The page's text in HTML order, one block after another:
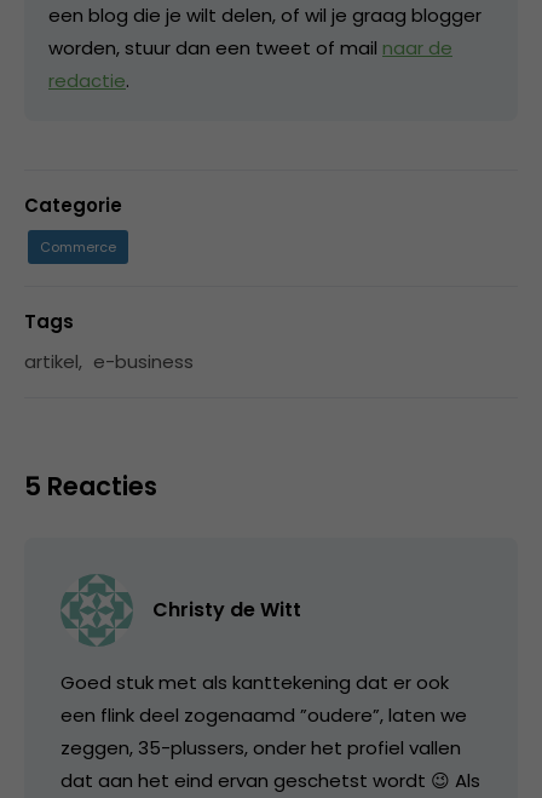
een blog die je wilt delen, of wil je graag blogger
worden, stuur dan een tweet of mail naar de
redactie.
Categorie
Commerce
Tags
artikel, e-business
5 Reacties
Christy de Witt
Goed stuk met als kanttekening dat er ook
een flink deel zogenaamd ”oudere”, laten we
zeggen, 35-plussers, onder het profiel vallen
dat aan het eind ervan geschetst wordt 😉 Als